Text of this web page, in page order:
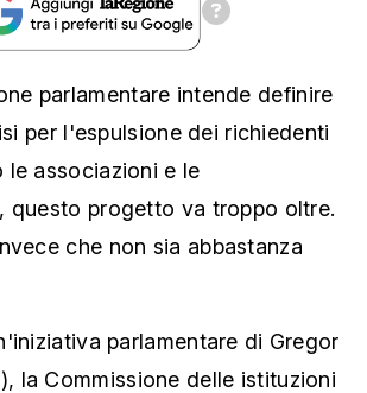
parlamentare intende definire
per l'espulsione dei richiedenti
le associazioni e le
questo progetto va troppo oltre.
che non sia abbastanza
parlamentare di Gregor
la Commissione delle istituzioni